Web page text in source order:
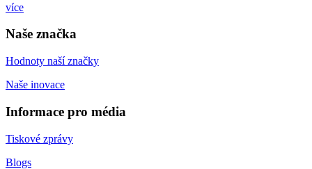
více
Naše značka
Hodnoty naší značky
Naše inovace
Informace pro média
Tiskové zprávy
Blogs